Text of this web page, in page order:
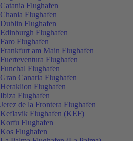
Catania Flughafen
Chania Flughafen
Dublin Flughafen
Edinburgh Flughafen
Faro Flughafen
Frankfurt am Main Flughafen
Fuerteventura Flughafen
Funchal Flughafen
Gran Canaria Flughafen
Heraklion Flughafen
Ibiza Flughafen
Jerez de la Frontera Flughafen
Keflavik Flughafen (KEF)
Korfu Flughafen
Kos Flughafen